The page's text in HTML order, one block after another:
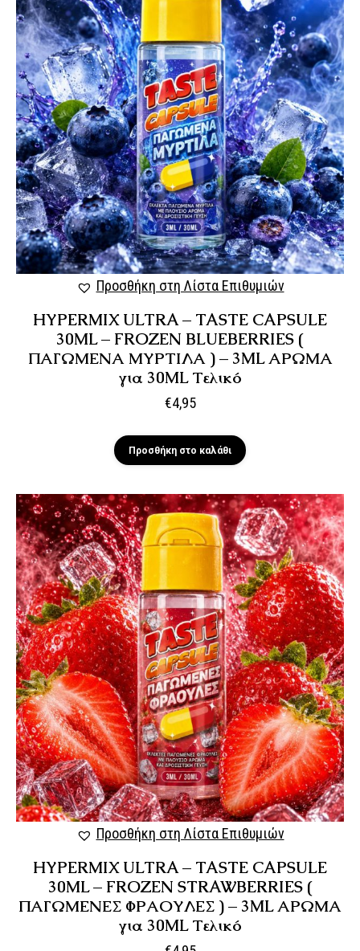
Προσθήκη στη Λίστα Επιθυμιών
HYPERMIX ULTRA – TASTE CAPSULE
30ML – FROZEN BLUEBERRIES (
ΠΑΓΩΜΕΝΑ ΜΥΡΤΙΛΑ ) – 3ML ΑΡΩΜΑ
για 30ML Τελικό
€4,95
Προσθήκη στο καλάθι
Προσθήκη στη Λίστα Επιθυμιών
HYPERMIX ULTRA – TASTE CAPSULE
30ML – FROZEN STRAWBERRIES (
ΠΑΓΩΜΕΝΕΣ ΦΡΑΟΥΛΕΣ ) – 3ML ΑΡΩΜΑ
για 30ML Τελικό